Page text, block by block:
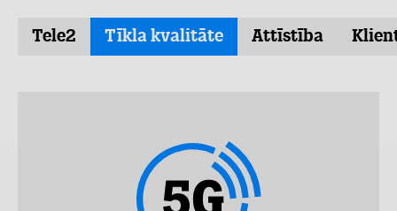
Tele2 Tīkla kvalitāte Attīstība